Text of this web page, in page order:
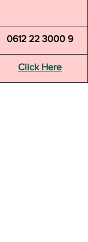
0612 22 3000 9
Click Here